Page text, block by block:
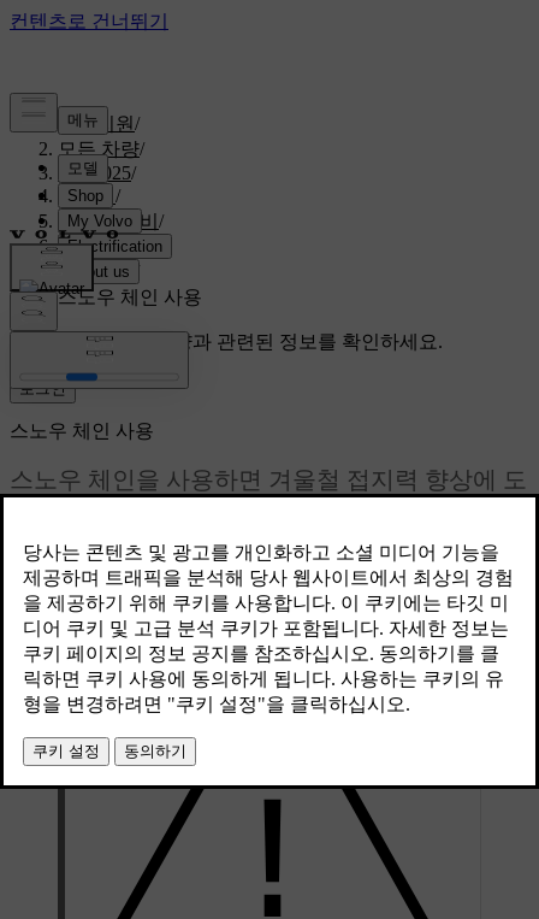
고객지원 /
모든 차량/
S60 2025/
매뉴얼 /
관리와 정비 /
휠 및 타이어
휠 교체
스노우 체인 사용
맞춤형 지원 특정 차량과 관련된 정보를 확인하세요.
로그인
최신 2025. 04. 16.
스노우 체인 사용
스노우 체인을 사용하면 겨울철 접지력 향상에 도
한 사항이 있습니다.